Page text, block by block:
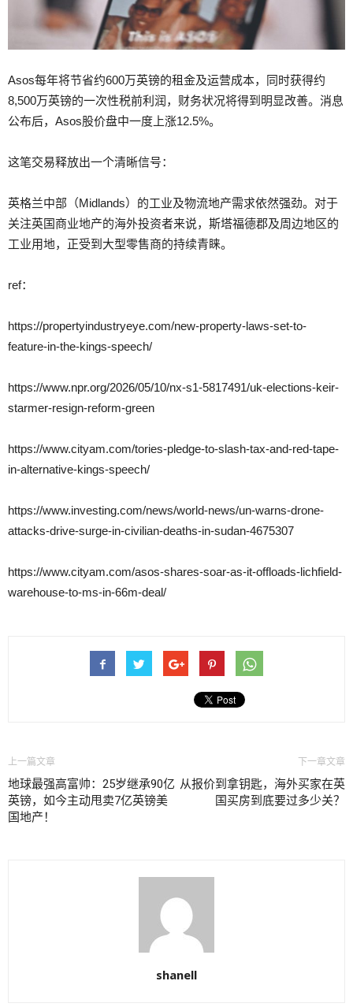
Asos每年将节省约600万英镑的租金及运营成本，同时获得约
8,500万英镑的一次性税前利润，财务状况将得到明显改善。消息
公布后，Asos股价盘中一度上涨12.5%。
这笔交易释放出一个清晰信号：
英格兰中部（Midlands）的工业及物流地产需求依然强劲。对于
关注英国商业地产的海外投资者来说，斯塔福德郡及周边地区的
工业用地，正受到大型零售商的持续青睐。
ref：
https://propertyindustryeye.com/new-property-laws-set-to-
feature-in-the-kings-speech/
https://www.npr.org/2026/05/10/nx-s1-5817491/uk-elections-keir-
starmer-resign-reform-green
https://www.cityam.com/tories-pledge-to-slash-tax-and-red-tape-
in-alternative-kings-speech/
https://www.investing.com/news/world-news/un-warns-drone-
attacks-drive-surge-in-civilian-deaths-in-sudan-4675307
https://www.cityam.com/asos-shares-soar-as-it-offloads-lichfield-
warehouse-to-ms-in-66m-deal/
上一篇文章
地球最强高富帅：25岁继承90亿
英镑，如今主动甩卖7亿英镑美
国地产！
下一章文章
从报价到拿钥匙，海外买家在英
国买房到底要过多少关？
shanell